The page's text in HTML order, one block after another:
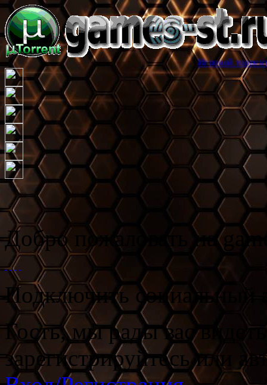
Игровой торрент трекер
Добро пожаловать на
Подключить социальный
Гость, мы рады вас
зарегистрируйтесь или